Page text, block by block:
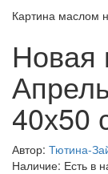
Картина маслом
Новая
40х50
Автор: Тютина-
Наличие: Есть в